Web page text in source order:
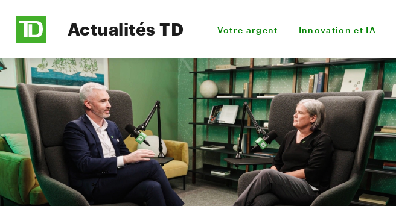
Actualités TD Votre argent Innovation et IA